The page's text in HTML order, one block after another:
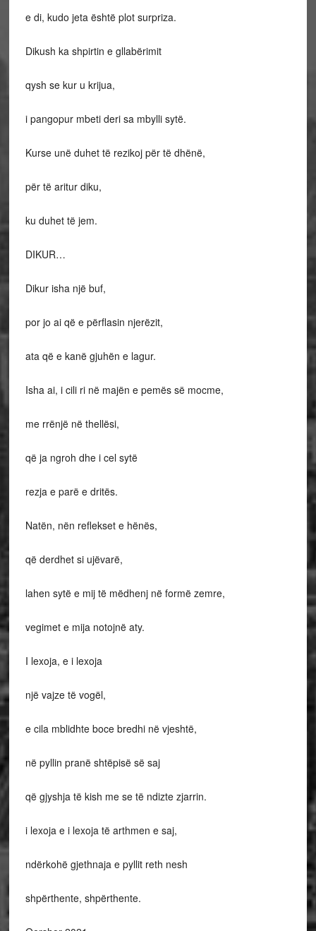
e di, kudo jeta është plot surpriza.
Dikush ka shpirtin e gllabërimit
qysh se kur u krijua,
i pangopur mbeti deri sa mbylli sytë.
Kurse unë duhet të rezikoj për të dhënë,
për të aritur diku,
ku duhet të jem.
DIKUR…
Dikur isha një buf,
por jo ai që e përflasin njerëzit,
ata që e kanë gjuhën e lagur.
Isha ai, i cili ri në majën e pemës së mocme,
me rrënjë në thellësi,
që ja ngroh dhe i cel sytë
rezja e parë e dritës.
Natën, nën reflekset e hënës,
që derdhet si ujëvarë,
lahen sytë e mij të mëdhenj në formë zemre,
vegimet e mija notojnë aty.
I lexoja, e i lexoja
një vajze të vogël,
e cila mblidhte boce bredhi në vjeshtë,
në pyllin pranë shtëpisë së saj
që gjyshja të kish me se të ndizte zjarrin.
i lexoja e i lexoja të arthmen e saj,
ndërkohë gjethnaja e pyllit reth nesh
shpërthente, shpërthente.